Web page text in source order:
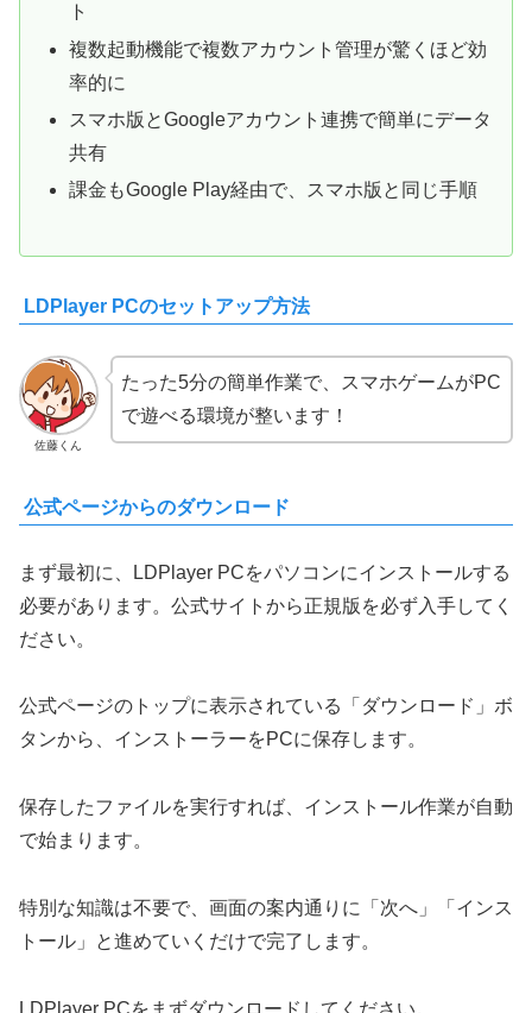
ト
複数起動機能で複数アカウント管理が驚くほど効
率的に
スマホ版とGoogleアカウント連携で簡単にデータ
共有
課金もGoogle Play経由で、スマホ版と同じ手順
LDPlayer PCのセットアップ方法
佐藤くん
たった5分の簡単作業で、スマホゲームがPC
で遊べる環境が整います！
公式ページからのダウンロード
まず最初に、LDPlayer PCをパソコンにインストールする
必要があります。公式サイトから正規版を必ず入手してく
ださい。
公式ページのトップに表示されている「ダウンロード」ボ
タンから、インストーラーをPCに保存します。
保存したファイルを実行すれば、インストール作業が自動
で始まります。
特別な知識は不要で、画面の案内通りに「次へ」「インス
トール」と進めていくだけで完了します。
LDPlayer PCをまずダウンロードしてください。